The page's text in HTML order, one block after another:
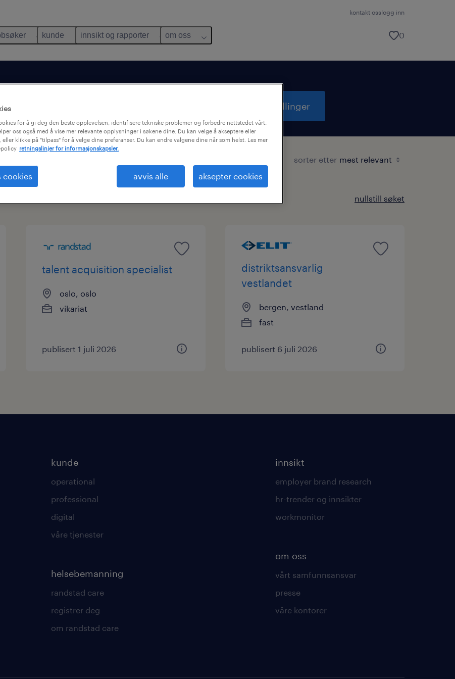
kontakt osslogg inn
kunde innsikt og rapporter om oss 0
søk i 3 stillinger
sorter etter
nullstill søket
talent acquisition specialist
oslo, oslo
vikariat
publisert 1 juli 2026
distriktsansvarlig
vestlandet
bergen, vestland
fast
publisert 6 juli 2026
kunde
operational
professional
digital
våre tjenester
helsebemanning
randstad care
registrer deg
om randstad care
innsikt
employer brand research
hr-trender og innsikter
workmonitor
om oss
vårt samfunnsansvar
presse
våre kontorer
for å gi deg den beste opplevelsen, identifisere tekniske problemer og forbedre nettstedet vårt.
oss også med å vise mer relevante opplysninger i søkene dine. Du kan velge å akseptere eller
eller klikke på "tilpass" for å velge dine preferanser. Du kan endre valgene dine når som helst. Les mer
retningslinjer for informasjonskapsler.
cookies avvis alle aksepter cookies